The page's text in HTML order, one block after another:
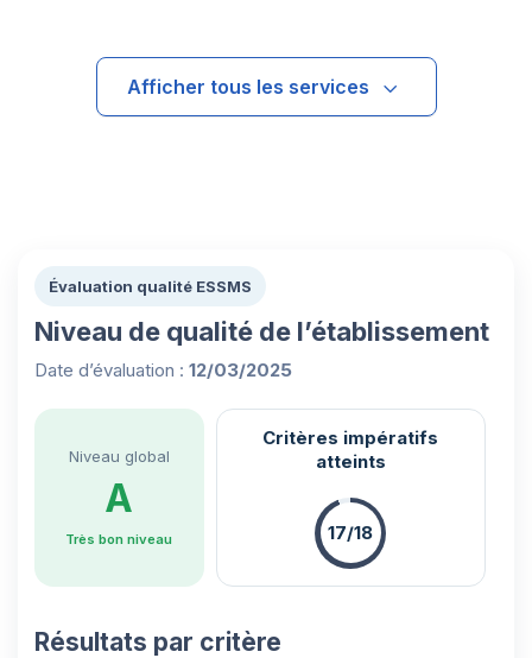
Afficher tous les services
Évaluation qualité ESSMS
Niveau de qualité de l’établissement
Date d’évaluation : 12/03/2025
Niveau global
A
Très bon niveau
Critères impératifs
atteints
17/18
Résultats par critère